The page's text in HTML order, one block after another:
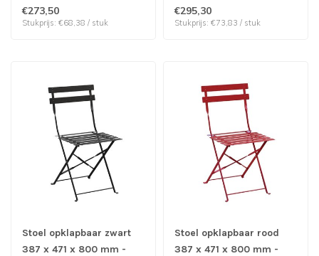
€273,50
Stukprijs: €68,38 / stuk
€295,30
Stukprijs: €73,83 / stuk
Stoel opklapbaar zwart
387 x 471 x 800 mm -
Stoel opklapbaar rood
387 x 471 x 800 mm -